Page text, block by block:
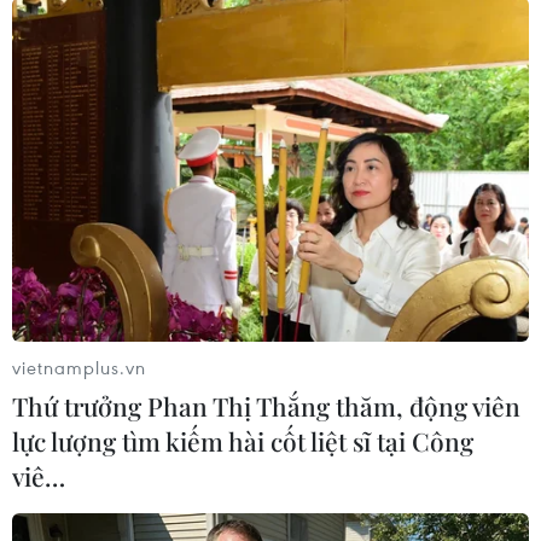
#phố đi bộ Kim Đồng
#chống dịch Covid-19
#khách du lịch #cao Bằng
vietnamplus.vn
Thứ trưởng Phan Thị Thắng thăm, động viên
lực lượng tìm kiếm hài cốt liệt sĩ tại Công
viê…